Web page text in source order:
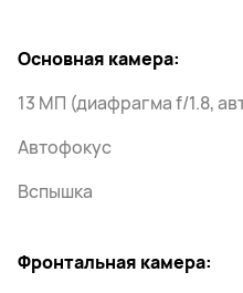
Основная камера:
13 МП (диафрагма f/1.8,
Автофокус
Вспышка
Фронтальная камера: